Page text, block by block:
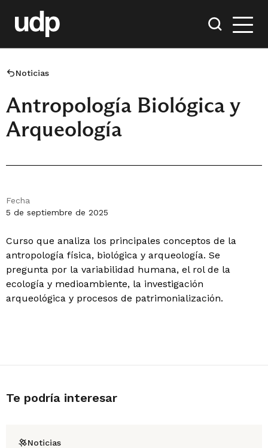
Noticias
Antropología Biológica y
Arqueología
Fecha
5 de septiembre de 2025
Curso que analiza los principales conceptos de la
antropología física, biológica y arqueología. Se
pregunta por la variabilidad humana, el rol de la
ecología y medioambiente, la investigación
arqueológica y procesos de patrimonialización.
Te podría interesar
Noticias